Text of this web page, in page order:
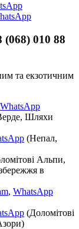
(068) 010 88
та екзотичним
WhatsApp
Шляхи
(Непал,
Альпи,
в
, WhatsApp
(Доломітові